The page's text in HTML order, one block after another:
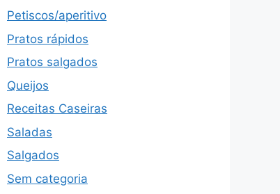
Petiscos/aperitivo
Pratos rápidos
Pratos salgados
Queijos
Receitas Caseiras
Saladas
Salgados
Sem categoria